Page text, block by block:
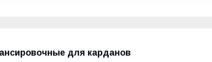
для карданов